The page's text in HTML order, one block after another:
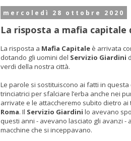
mercoledì 28 ottobre 2020
La risposta a mafia
La risposta a Mafia Capitale è arrivata
dotando gli uomini del Servizio Giardini
verdi della nostra città.
Le parole si sostituiscono ai fatti in
trinciatrici per sfalciare l’erba anche nei
arrivate e le attaccheremo subito dietro
Roma. Il Servizio Giardini lo avevano
questi anni - avevano lasciato gli avanzi
macchine che si inceppavano.